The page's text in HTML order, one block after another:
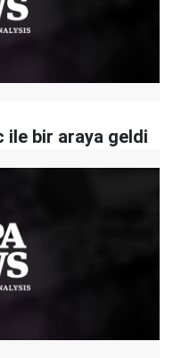
ile bir araya geldi